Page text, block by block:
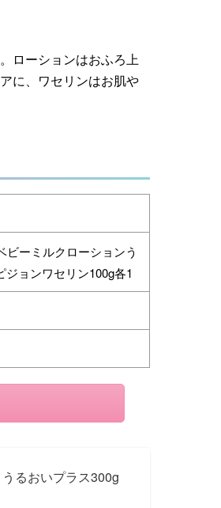
ローションはおふろ上
に、ワセリンはお肌や
ーミルクローションう
ョンワセリン100g各1
るおいプラス300g